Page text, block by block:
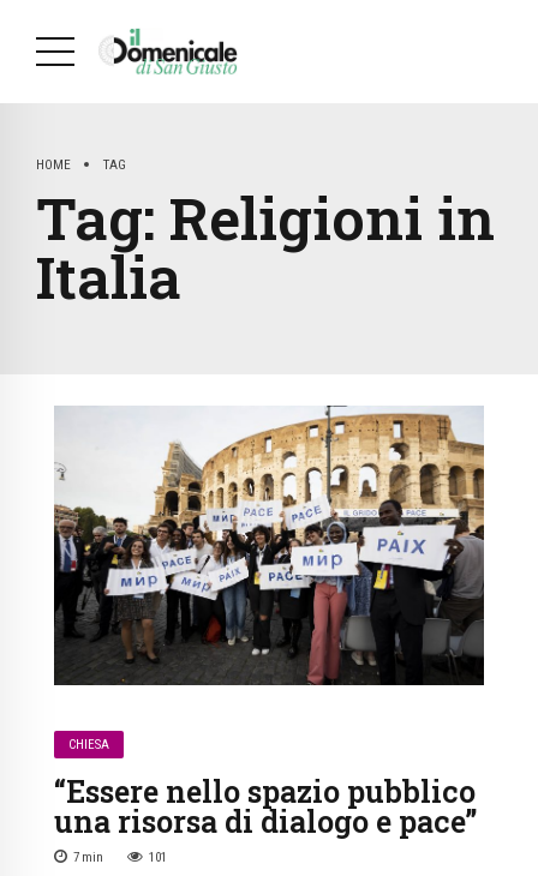
HOME TAG
Tag: Religioni in
Italia
CHIESA
“Essere nello spazio pubblico
una risorsa di dialogo e pace”
7 min 101